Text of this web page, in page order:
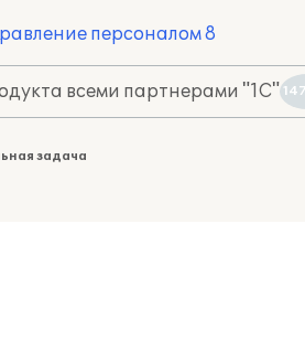
персоналом 8
всеми партнерами "1С"
задача